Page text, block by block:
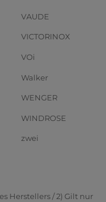
VAUDE
VICTORINOX
VOi
Walker
WENGER
WINDROSE
zwei
Herstellers / 2) Gilt nur